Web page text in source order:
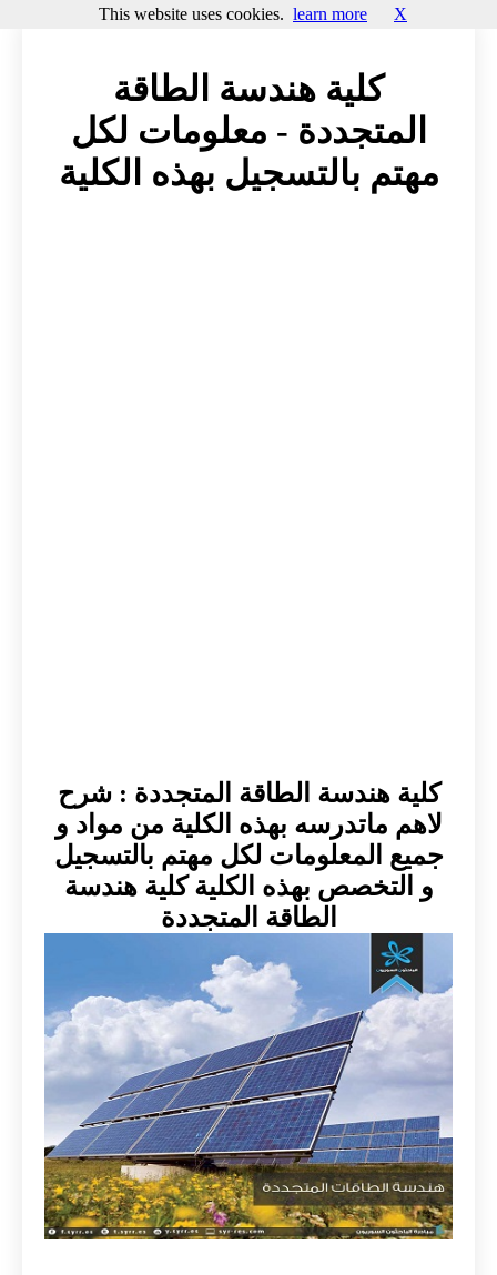
كلية هندسة الطاقة
المتجددة - معلومات لكل
مهتم بالتسجيل بهذه الكلية
كلية هندسة الطاقة المتجددة : شرح
لاهم ماتدرسه بهذه الكلية من مواد و
جميع المعلومات لكل مهتم بالتسجيل
و التخصص بهذه الكلية كلية هندسة
الطاقة المتجددة
This website uses cookies. learn more X